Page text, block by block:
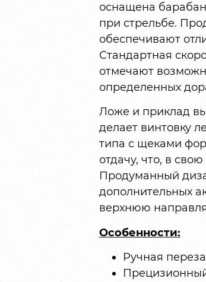
оснащена
при стрельбе.
обеспечивают
Стандартная
отмечают
определенных
Ложе и приклад
делает винтовку
типа с щеками
отдачу, что, в
Продуманный
дополнительных
верхнюю
Особенности:
Ручная